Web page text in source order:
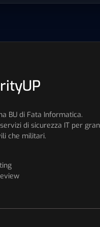
BU di Fata Informatica.
di sicurezza IT per
che militari.